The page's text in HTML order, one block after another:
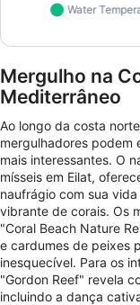
Mergulho na
Mediterrâneo
Ao longo da costa
mergulhadores podem
mais interessantes. O
mísseis em Eilat,
naufrágio com sua
vibrante de corais. Os
"Coral Beach Nature
e cardumes de peixes
inesquecível. Para os
"Gordon Reef" revela
incluindo a dança